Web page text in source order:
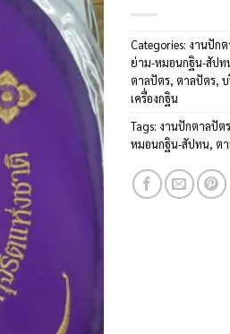
Categories: งานปัก
ย่าม-หมอนกฐิน-สัปท
ตาลปัตร, ตาลปัตร,
เครื่องกฐิน
Tags: งานปักตาลปัต
หมอนกฐิน-สัปทน, ต